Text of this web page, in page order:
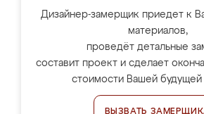
Дизайнер-замерщик приедет к
материалов,
проведёт детальные
составит проект и сделает
стоимости Вашей
ВЫЗВАТЬ